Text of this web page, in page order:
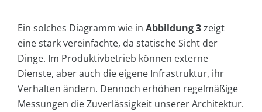
Ein solches Diagramm wie in Abbildung 3zeigt
eine stark vereinfachte, da statische Sicht der
Dinge. Im Produktivbetrieb können externe
Dienste, aber auch die eigene Infrastruktur, ihr
Verhalten ändern. Dennoch erhöhen regelmäßige
Messungen die Zuverlässigkeit unserer Architektur.